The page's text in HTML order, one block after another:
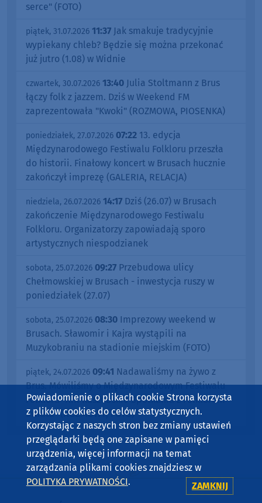
serce" (FOTO)
piątek, 31.07.2026 11:37 Jak smakuje tradycyjnie
wypiekany chleb? Będzie się można przekonać
już jutro (1.08) w Widnie
czwartek, 30.07.2026 13:40 Julia Stoltmann z Brus
łączy folk z jazzem. Dziś w Weekend FM
zaprezentowała "Kwoki" (ROZMOWA, PIOSENKA)
poniedziałek, 27.07.2026 07:22 13. edycja
Międzynarodowego Festiwalu Folkloru przeszła
do historii. Finałowy koncert w Brusach hucznie
zakończył imprezę (GALERIA, RELACJA)
niedziela, 26.07.2026 14:17 Dziś (26.07) w Brusach
zakończenie Międzynarodowego Festiwalu
Folkloru. Organizatorzy zapowiadają sporo
artystycznych niespodzianek
sobota, 25.07.2026 09:27 Przebudowa ulicy
Chełmowskiej w Brusach - inwestycja ruszy w
poniedziałek (27.07)
sobota, 25.07.2026 08:30 Imprezowy weekend w
Brusach. Sławomir i Kajra wystąpili na
Muzykobraniu na stadionie miejskim (FOTO)
piątek, 24.07.2026 09:41 Nadawaliśmy na żywo z
Brus. Mówiliśmy o Międzynarodowym Festiwalu
Folkloru "XIII Kaszubskie Spotkania z Folklorem
Świata" (ROZMOWY, FOTO)
Powiadomienie o plikach cookie Strona korzysta
z plików cookies do celów statystycznych.
Korzystając z naszych stron bez zmiany ustawień
przeglądarki będą one zapisane w pamięci
urządzenia, więcej informacji na temat
zarządzania plikami cookies znajdziesz w
POLITYKA PRYWATNOŚCI. ZAMKNIJ